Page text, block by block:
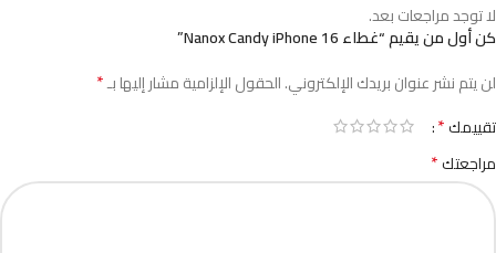
لا توجد مراجعات بعد.
كن أول من يقيم “غطاء Nanox Candy iPhone 16”
لن يتم نشر عنوان بريدك الإلكتروني.الحقول الإلزامية مشار إليها بـ*
تقييمك*
مراجعتك*